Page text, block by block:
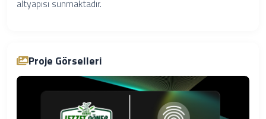
altyapısı sunmaktadır.
Proje Görselleri